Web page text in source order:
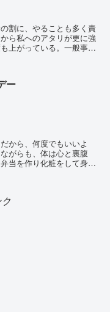
割に、やることも多く責
ら私へのアタリが更に強
上がっている。一般事務
ー
から、何度でもいいよ
がらも、体は心と裏腹
当を作り化粧をして身支